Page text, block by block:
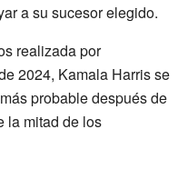
a su sucesor elegido.
realizada por
2024, Kamala Harris se
probable después de
la mitad de los